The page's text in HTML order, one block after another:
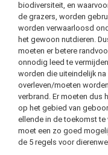
biodiversiteit, en
de grazers, worden
worden verwaarloosd
het gewoon nutdieren.
moeten er betere
onnodig leed te
worden die uiteindelijk
overleven/moeten
verbrand. Er moeten dus
op het gebied van
ellende in de toekomst te
moet een zo goed
de 5 regels voor